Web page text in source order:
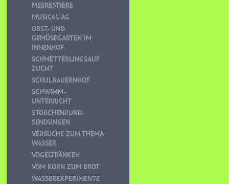
MEERESTIERE
MUSICAL-AG
OBST- UND
GEMÜSEGARTEN IM
INNENHOF
SCHMETTERLINGSAUF
ZUCHT
SCHULBAUERNHOF
SCHWIMM-
UNTERRICHT
STORCHENRUND-
SENDUNGEN
VERSUCHE ZUM THEMA
WASSER
VOGELTRÄNKEN
VOM KORN ZUM BROT
WASSEREXPERIMENTE